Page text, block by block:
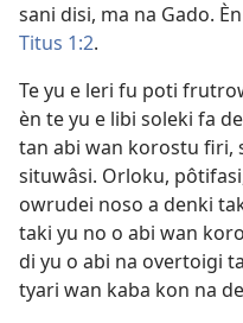
sani disi, ma na Gado.
Titus 1:2.
Te yu e leri fu poti
èn te yu e libi soleki fa
tan abi wan korostu firi,
situwâsi. Orloku,
owrudei noso a denki
taki yu no o abi wan
di yu o abi na overtoigi
tyari wan kaba kon na